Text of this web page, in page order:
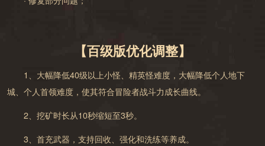
【百级版优化调整】
1、大幅降低40级以上小怪、精英怪难度，大幅降低个人地下
城、个人首领难度，使其符合冒险者战斗力成长曲线。
2、挖矿时长从10秒缩短至3秒。
3、首充武器，支持回收、强化和洗练等养成。